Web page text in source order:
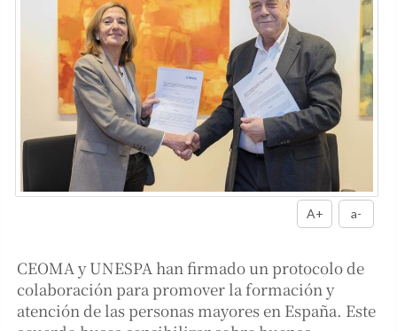
A+ a-
CEOMA y UNESPA han firmado un protocolo de
colaboración para promover la formación y
atención de las personas mayores en España. Este